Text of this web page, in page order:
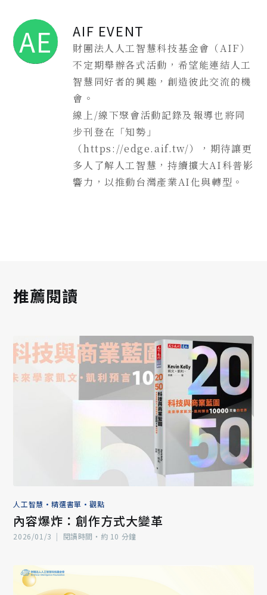
AE AIF EVENT
財團法人人工智慧科技基金會（AIF）
不定期舉辦各式活動，希望能連結人工
智慧同好者的興趣，創造彼此交流的機
會。
線上/線下聚會活動記錄及報導也將同
步刊登在「知勢」
（https://edge.aif.tw/），期待讓更
多人了解人工智慧，持續擴大AI科普影
響力，以推動台灣產業AI化與轉型。
推薦閱讀
人工智慧 •精選書單 •觀點
內容爆炸：創作方式大變革
2026/01/3 | 閱讀時間‧約 10 分鐘